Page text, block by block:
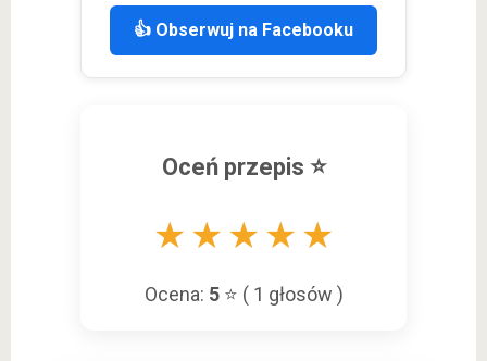
👍 Obserwuj na Facebooku
Oceń przepis ⭐
★ ★ ★ ★ ★
Ocena: 5⭐ ( 1 głosów )